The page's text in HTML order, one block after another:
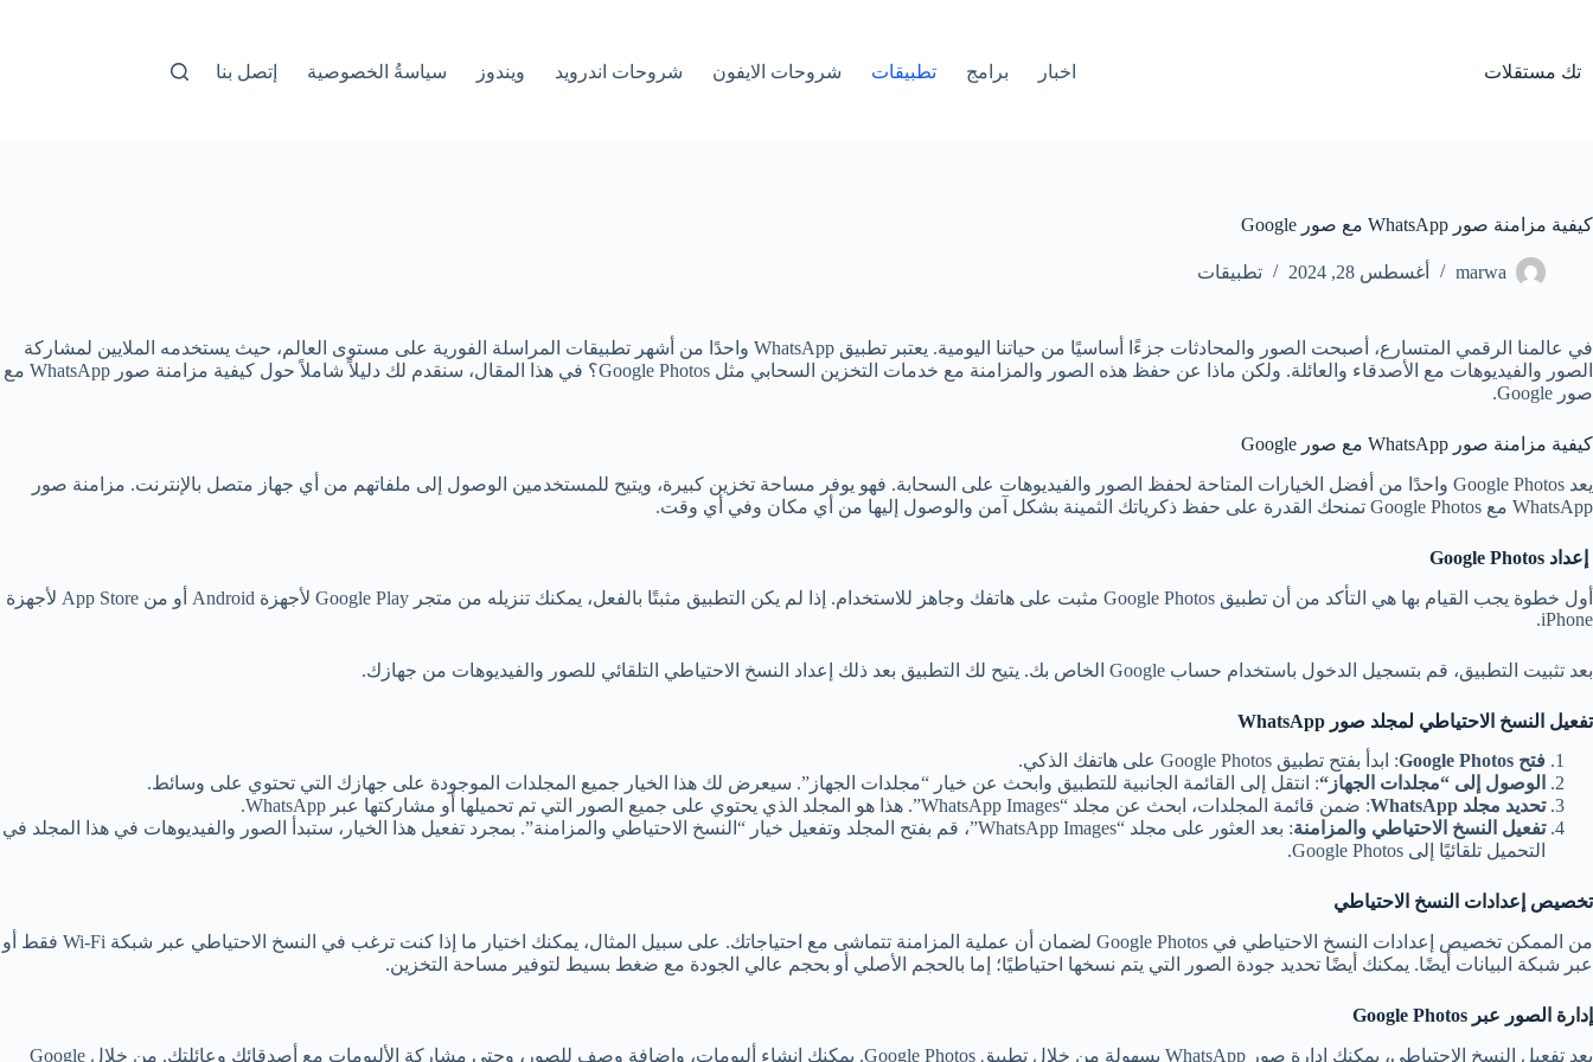
تك مستقلات اخبار برامج تطبيقات شروحات الايفون شروحات اندرويد ويندوز سياسةُ الخصوصية إتصل بنا
كيفية مزامنة صور WhatsApp مع صور Google
marwa أغسطس 28, 2024 تطبيقات
في عالمنا الرقمي المتسارع، أصبحت الصور والمحادثات جزءًا أساسيًا من حياتنا اليومية. يعتبر تطبيق WhatsApp واحدًا من أشهر تطبيقات المراسلة الفورية على مستوى العالم، حيث يستخدمه الملايين لمشاركة
الصور والفيديوهات مع الأصدقاء والعائلة. ولكن ماذا عن حفظ هذه الصور والمزامنة مع خدمات التخزين السحابي مثل Google Photos؟ في هذا المقال، سنقدم لك دليلاً شاملاً حول كيفية مزامنة صور WhatsApp مع
صور Google.
كيفية مزامنة صور WhatsApp مع صور Google
يعد Google Photos واحدًا من أفضل الخيارات المتاحة لحفظ الصور والفيديوهات على السحابة. فهو يوفر مساحة تخزين كبيرة، ويتيح للمستخدمين الوصول إلى ملفاتهم من أي جهاز متصل بالإنترنت. مزامنة صور
WhatsApp مع Google Photos تمنحك القدرة على حفظ ذكرياتك الثمينة بشكل آمن والوصول إليها من أي مكان وفي أي وقت.
إعداد
أول خطوة يجب القيام بها هي التأكد من أن تطبيق Google Photos مثبت على هاتفك وجاهز للاستخدام. إذا لم يكن التطبيق مثبتًا بالفعل، يمكنك تنزيله من متجر Google Play لأجهزة Android أو من App Store لأجهزة
iPhone.
بعد تثبيت التطبيق، قم بتسجيل الدخول باستخدام حساب Google الخاص بك. يتيح لك التطبيق بعد ذلك إعداد النسخ الاحتياطي التلقائي للصور والفيديوهات من جهازك.
تفعيل النسخ الاحتياطي لمجلد صور
فتح
: ابدأ بفتح تطبيق Google Photos على هاتفك الذكي.
الوصول إلى “مجلدات الجهاز “: انتقل إلى القائمة الجانبية للتطبيق وابحث عن خيار “مجلدات الجهاز”. سيعرض لك هذا الخيار جميع المجلدات الموجودة على جهازك التي تحتوي على وسائط.
تحديد مجلد
: ضمن قائمة المجلدات، ابحث عن مجلد “WhatsApp Images”. هذا هو المجلد الذي يحتوي على جميع الصور التي تم تحميلها أو مشاركتها عبر WhatsApp.
تفعيل النسخ الاحتياطي والمزامنة
: بعد العثور على مجلد “WhatsApp Images”، قم بفتح المجلد وتفعيل خيار “النسخ الاحتياطي والمزامنة”. بمجرد تفعيل هذا الخيار، ستبدأ الصور والفيديوهات في هذا المجلد في
التحميل تلقائيًا إلى Google Photos.
تخصيص إعدادات النسخ الاحتياطي
من الممكن تخصيص إعدادات النسخ الاحتياطي في Google Photos لضمان أن عملية المزامنة تتماشى مع احتياجاتك. على سبيل المثال، يمكنك اختيار ما إذا كنت ترغب في النسخ الاحتياطي عبر شبكة Wi-Fi فقط أو
عبر شبكة البيانات أيضًا. يمكنك أيضًا تحديد جودة الصور التي يتم نسخها احتياطيًا؛ إما بالحجم الأصلي أو بحجم عالي الجودة مع ضغط بسيط لتوفير مساحة التخزين.
إدارة الصور عبر
بعد تفعيل النسخ الاحتياطي، يمكنك إدارة صور WhatsApp بسهولة من خلال تطبيق Google Photos. يمكنك إنشاء ألبومات، وإضافة وصف للصور، وحتى مشاركة الألبومات مع أصدقائك وعائلتك. من خلال Google